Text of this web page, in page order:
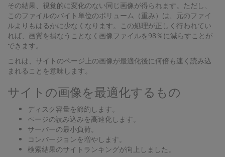
その結果、視覚的に変化のない同じ画像が得られます。ただし、
このファイルのバイト単位のボリューム（重み）は、元のファイ
ルよりもはるかに少なくなります。この処理が正しく行われてい
れば、画質を損なうことなく画像ファイルを98％に減らすことが
できます。
これは、サイトのページ上の画像が最適化後に何倍も速く読み込
まれることを意味します。
サイトの画像を最適化するもの
ディスク容量を節約します。
ページの読み込みを高速化します。
サーバーの最小負荷。
コンバージョンを増やします。
検索結果のサイトランキングが向上しました。